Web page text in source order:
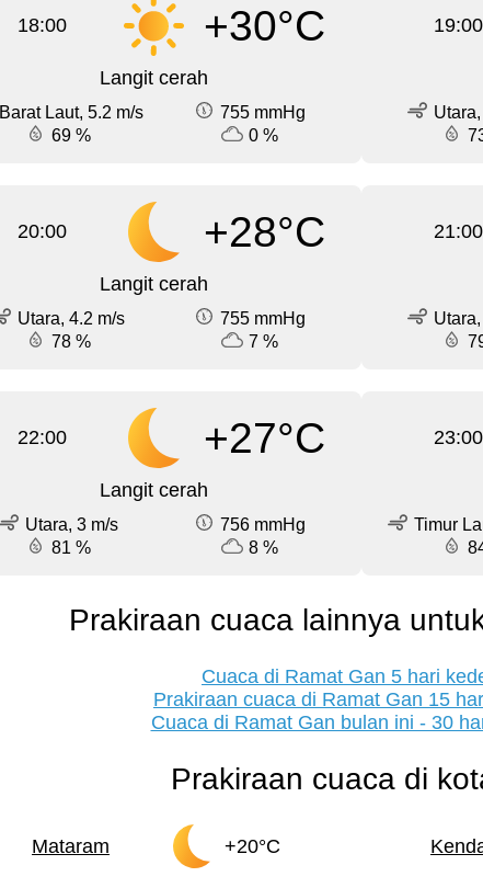
18:00 +30°C
Langit cerah
Barat Laut, 5.2 m/s
755 mmHg
69 %
0 %
19:00
20:00 +28°C
Langit cerah
Utara, 4.2 m/s
755 mmHg
78 %
7 %
21:00
22:00 +27°C
Langit cerah
Utara, 3 m/s
756 mmHg
81 %
8 %
23:00
Timur
Prakiraan cuaca lainnya
Cuaca di Ramat Gan 5 hari
Prakiraan cuaca di Ramat Gan 15
Cuaca di Ramat Gan bulan ini - 30
Prakiraan cuaca di
Mataram +20°C